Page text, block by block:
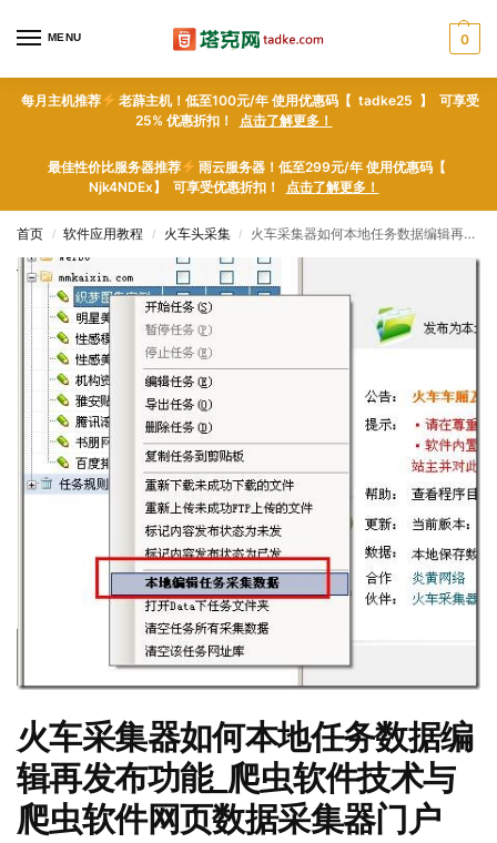
MENU 0
每月主机推荐
老薜主机！低至100元/年 使用优惠码【 tadke25 】 可享受
25% 优惠折扣！ 点击了解更多！
最佳性价比服务器推荐
雨云服务器！低至299元/年 使用优惠码【
Njk4NDEx】 可享受优惠折扣！ 点击了解更多！
首页 / 软件应用教程 / 火车头采集 / 火车采集器如何本地任务数据编辑再发布功能_爬虫软件技术与爬虫软件网页数据采集器门户
火车采集器如何本地任务数据编
辑再发布功能_爬虫软件技术与
爬虫软件网页数据采集器门户